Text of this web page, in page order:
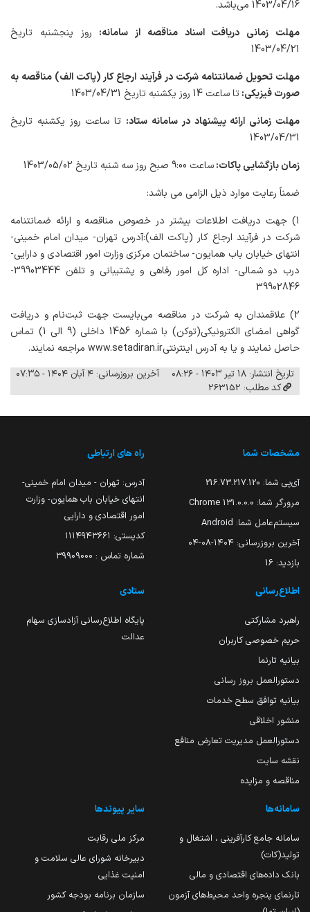
1403/04/16 می‌باشد.
مهلت زمانی دریافت اسناد مناقصه از سامانه: روز پنجشنبه تاریخ
1403/04/21
مهلت تحویل ضمانتنامه شرکت در فرآیند ارجاع کار (پاکت الف) مناقصه به
صورت فیزیکی:تا ساعت 14 روز یکشنبه‌ تاریخ 1403/04/31
مهلت زمانی ارائه پیشنهاد در سامانه ستاد: تا ساعت روز یکشنبه‌ تاریخ
1403/04/31
زمان بازگشایی پاکات:ساعت 9:00 صبح روز سه شنبه تاریخ 1403/05/02
ضمناً رعایت موارد ذیل الزامی می باشد:
1) جهت دریافت اطلاعات بیشتر در خصوص مناقصه و ارائه ضمانتنامه
شرکت در فرآیند ارجاع کار (پاکت الف)‌:آدرس تهران- میدان امام خمینی-
انتهای خیابان باب همایون- ساختمان مرکزی وزارت امور اقتصادی و دارایی-
درب دو شمالی- اداره کل امور رفاهی و پشتیبانی و تلفن 39903444-
39902846
2) علاقمندان به شرکت در مناقصه می‌بایست جهت ثبت‌نام و دریافت
گواهی امضای الکترونیکی(توکن) با شماره 1456 داخلی (9 الی 1) تماس
حاصل نمایند و یا به آدرس اینترنتیwww.setadiran.ir مراجعه نمایند.
تاریخ انتشار: ۱۸ تیر ۱۴۰۳ - ۰۸:۲۶
آخرین بروزرسانی: ۴ آبان ۱۴۰۴ - ۰۷:۳۵
کد مطلب: 263152
مشخصات شما
آی‌پی شما: 216.73.217.120
مرورگر شما: 131.0.0.0 Chrome
سیستم‌عامل شما: Android
آخرین بروزرسانی: ۱۴۰۴-۰۸-۰۴
بازدید: 16
راه های ارتباطی
آدرس: تهران - میدان امام خمینی-
انتهای خیابان باب همایون- وزارت
امور اقتصادی و دارایی
کدپستی: ۱۱۱۴۹۴۳۶۶۱
شماره تماس : 39909000
اطلاع‌رسانی
راهبرد مشارکتی
حریم خصوصی کاربران
بیانیه تارنما
دستورالعمل بروز رسانی
بیانیه توافق سطح خدمات
منشور اخلاقی
دستورالعمل مدیریت تعارض منافع
نقشه سایت
مناقصه و مزایده
ستادی
پایگاه اطلاع‌رسانی آزادسازی سهام
عدالت
سامانه‌ها
سامانه جامع کارآفرینی ، اشتغال و
تولید(کات)
بانک داده‌های اقتصادی و مالی
تارنمای پنجره واحد محیط‌های آزمون
سایر پیوندها
مرکز ملی رقابت
دبیرخانه شورای عالی سلامت و
امنیت غذایی
سازمان برنامه بودجه کشور